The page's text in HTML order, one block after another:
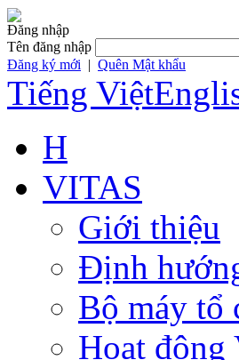
Đăng nhập
Tên đăng nhập
Đăng ký mới | Quên Mật khẩu
Tiếng Việt
H
VITAS
Giới thiệu
Định
Bộ máy tổ
Hoạt động